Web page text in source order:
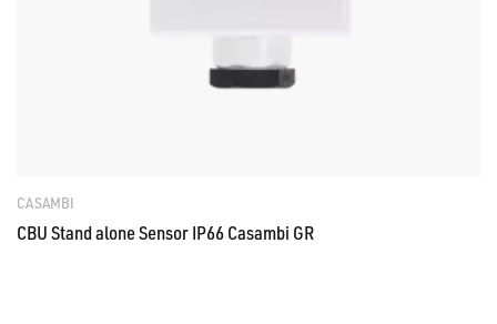
CASAMBI
CBU Stand alone Sensor IP66 Casambi GR